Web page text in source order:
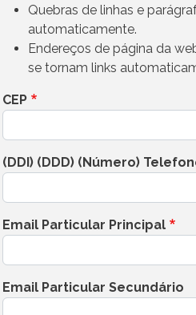
Quebras de linhas e
automaticamente.
Endereços de página da
se tornam links
CEP
(DDI) (DDD) (Número)
Email Particular Principal
Email Particular Secundário